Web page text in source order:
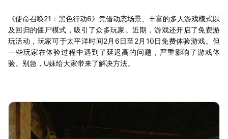
《使命召唤21：黑色行动6》凭借动态场景、丰富的多人游戏模式以
及回归的僵尸模式，吸引了众多玩家。近期，游戏还开启了免费游
玩活动，玩家可于太平洋时间2月6日至2月10日免费体验游戏。但
一些玩家在体验过程中遇到了延迟高的问题，严重影响了游戏体
验。别急，U妹给大家带来了解决方法。